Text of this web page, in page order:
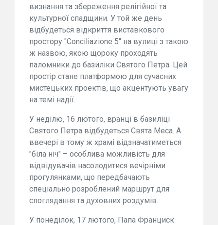
визнання та збереження релігійної та
культурної спадщини. У той же день
відбудеться відкриття виставкового
простору "Conciliazione 5" на вулиці з такою
ж назвою, якою щороку проходять
паломники до базиліки Святого Петра. Цей
простір стане платформою для сучасних
мистецьких проектів, що акцентують увагу
на темі надії.
У неділю, 16 лютого, вранці в базиліці
Святого Петра відбудеться Свята Меса. А
ввечері в тому ж храмі відзначатиметься
"біла ніч" – особлива можливість для
відвідувачів насолодитися вечірніми
прогулянками, що передбачають
спеціально розроблений маршрут для
споглядання та духовних роздумів.
У понеділок, 17 лютого, Папа Франциск